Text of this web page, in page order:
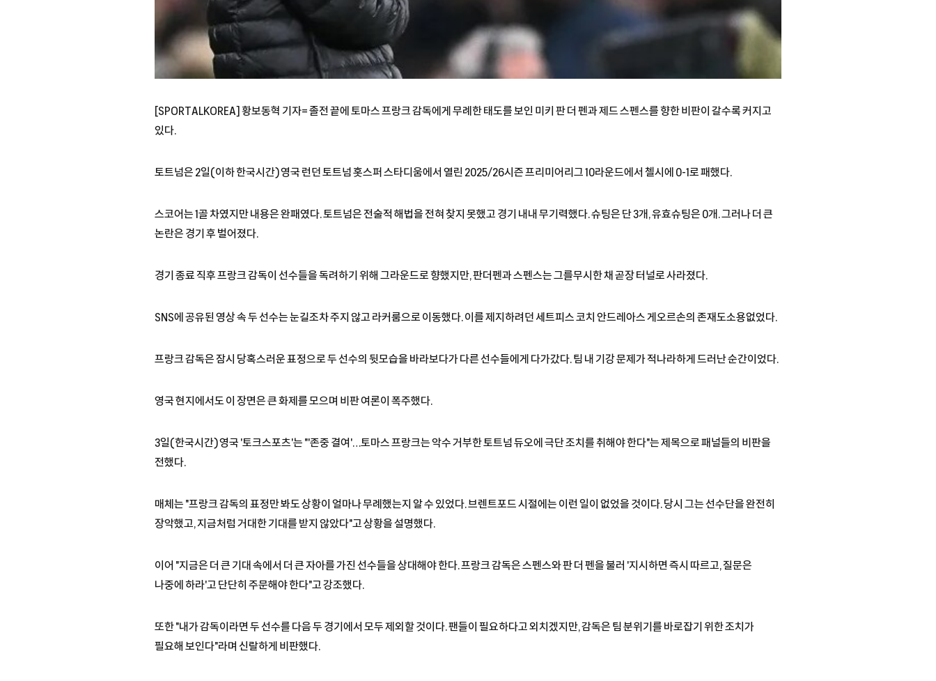
[SPORTALKOREA] 황보동혁 기자= 졸전 끝에 토마스 프랑크 감독에게 무례한 태도를 보인 미키 판 더 펜과 제드 스펜스를 향한 비판이 갈수록 커지고
있다.
토트넘은 2일(이하 한국시간) 영국 런던 토트넘 홋스퍼 스타디움에서 열린 2025/26시즌 프리미어리그 10라운드에서 첼시에 0-1로 패했다.
스코어는 1골 차였지만 내용은 완패였다. 토트넘은 전술적 해법을 전혀 찾지 못했고 경기 내내 무기력했다. 슈팅은 단 3개, 유효슈팅은 0개. 그러나 더 큰
논란은 경기 후 벌어졌다.
경기 종료 직후 프랑크 감독이 선수들을 독려하기 위해 그라운드로 향했지만, 판더펜과 스펜스는 그를무시한 채 곧장 터널로 사라졌다.
SNS에 공유된 영상 속 두 선수는 눈길조차 주지 않고 라커룸으로 이동했다. 이를 제지하려던 세트피스 코치 안드레아스 게오르손의 존재도소용없었다.
프랑크 감독은 잠시 당혹스러운 표정으로 두 선수의 뒷모습을 바라보다가 다른 선수들에게 다가갔다. 팀 내 기강 문제가 적나라하게 드러난 순간이었다.
영국 현지에서도 이 장면은 큰 화제를 모으며 비판 여론이 폭주했다.
3일(한국시간) 영국 '토크스포츠'는 "'존중 결여'…토마스 프랑크는 악수 거부한 토트넘 듀오에 극단 조치를 취해야 한다"는 제목으로 패널들의 비판을
전했다.
매체는 "프랑크 감독의 표정만 봐도 상황이 얼마나 무례했는지 알 수 있었다. 브렌트포드 시절에는 이런 일이 없었을 것이다. 당시 그는 선수단을 완전히
장악했고, 지금처럼 거대한 기대를 받지 않았다"고 상황을 설명했다.
이어 "지금은 더 큰 기대 속에서 더 큰 자아를 가진 선수들을 상대해야 한다. 프랑크 감독은 스펜스와 판 더 펜을 불러 '지시하면 즉시 따르고, 질문은
나중에 하라'고 단단히 주문해야 한다"고 강조했다.
또한 "내가 감독이라면 두 선수를 다음 두 경기에서 모두 제외할 것이다. 팬들이 필요하다고 외치겠지만, 감독은 팀 분위기를 바로잡기 위한 조치가
필요해 보인다"라며 신랄하게 비판했다.